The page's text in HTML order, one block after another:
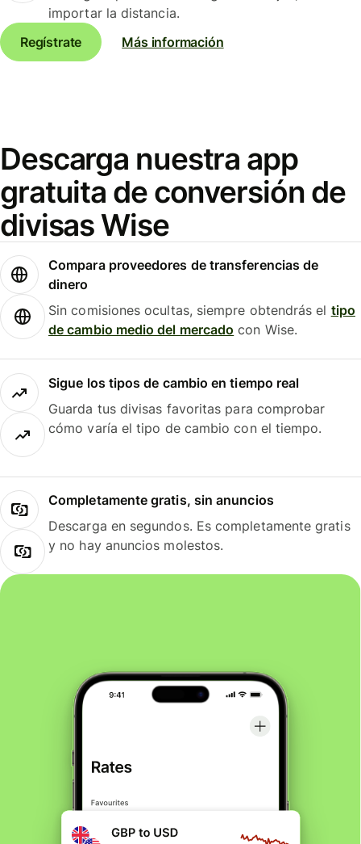
importar la distancia.
Regístrate
Más información
Descarga nuestra app
gratuita de conversión de
divisas Wise
Compara proveedores de transferencias de
dinero
Sin comisiones ocultas, siempre obtendrás el tipo
de cambio medio del mercado con Wise.
Sigue los tipos de cambio en tiempo real
Guarda tus divisas favoritas para comprobar
cómo varía el tipo de cambio con el tiempo.
Completamente gratis, sin anuncios
Descarga en segundos. Es completamente gratis
y no hay anuncios molestos.